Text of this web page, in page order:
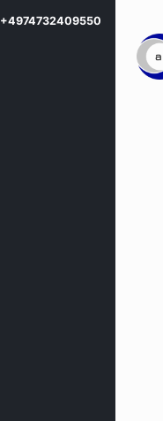
+4974732409550